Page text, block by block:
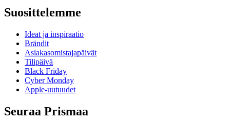
Suosittelemme
Ideat ja inspiraatio
Brändit
Asiakasomistajapäivät
Tilipäivä
Black Friday
Cyber Monday
Apple-uutuudet
Seuraa Prismaa